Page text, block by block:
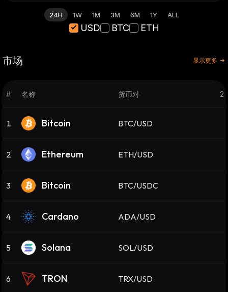
24H 1W 1M 3M 6M 1Y ALL
USD BTC ETH
市场 显示更多
# 名称 货币对
1 Bitcoin BTC/USD
2 Ethereum ETH/USD
3 Bitcoin BTC/USDC
4 Cardano ADA/USD
5 Solana SOL/USD
6 TRON TRX/USD